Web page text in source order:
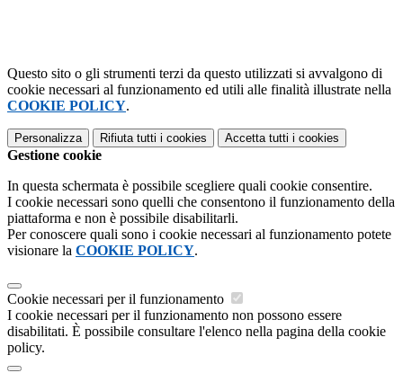
Questo sito o gli strumenti terzi da questo utilizzati si avvalgono di
cookie necessari al funzionamento ed utili alle finalità illustrate nella
COOKIE POLICY.
Personalizza Rifiuta tutti i cookies Accetta tutti i cookies
Gestione cookie
In questa schermata è possibile scegliere quali cookie consentire.
I cookie necessari sono quelli che consentono il funzionamento della
piattaforma e non è possibile disabilitarli.
Per conoscere quali sono i cookie necessari al funzionamento potete
visionare la COOKIE POLICY.
Cookie necessari per il funzionamento
I cookie necessari per il funzionamento non possono essere
disabilitati. È possibile consultare l'elenco nella pagina della cookie
policy.